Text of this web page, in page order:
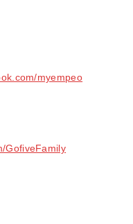
myempeo
GofiveFamily